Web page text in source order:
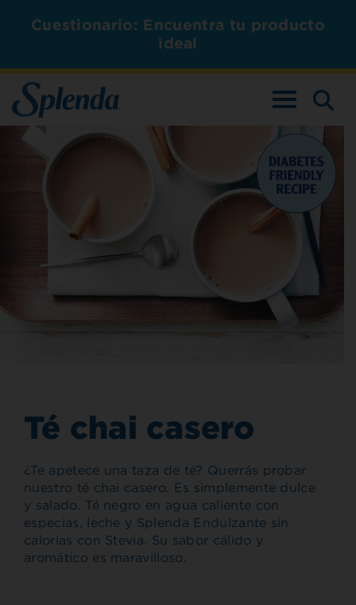
Cuestionario: Encuentra tu producto
ideal
ALTERNAR
Té chai casero
¿Te apetece una taza de té? Querrás probar
nuestro té chai casero. Es simplemente dulce
y salado. Té negro en agua caliente con
especias, leche y Splenda Endulzante sin
calorías con Stevia. Su sabor cálido y
aromático es maravilloso.